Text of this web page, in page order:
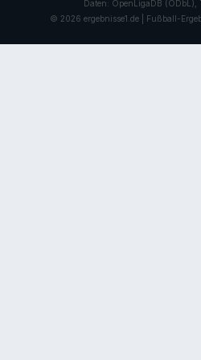
Daten: OpenLigaDB (ODbL),
© 2026 ergebnisse1.de | Fußball-